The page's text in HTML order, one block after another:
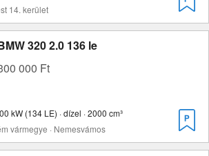
14. kerület
320 2.0 136 le
000 Ft
kW (134 LE) · dízel · 2000 cm³
vármegye · Nemesvámos